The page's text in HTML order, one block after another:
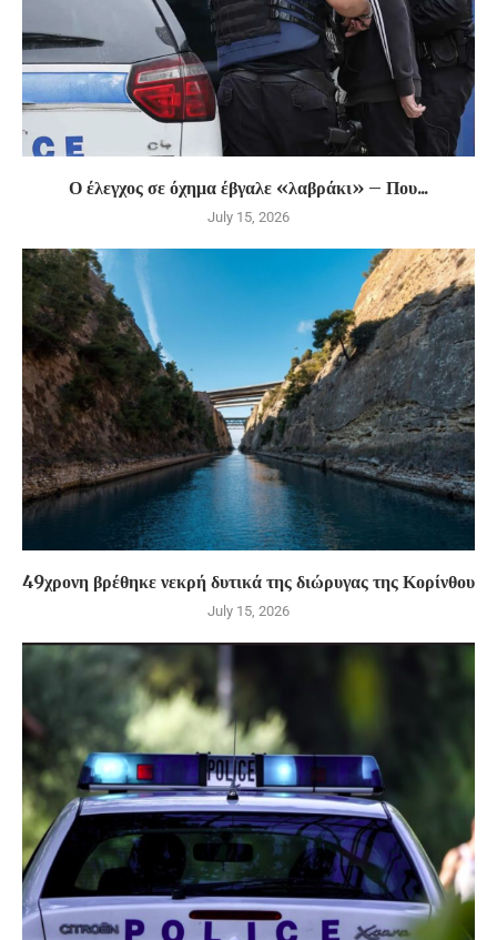
Ο έλεγχος σε όχημα έβγαλε «λαβράκι» – Που...
July 15, 2026
49χρονη βρέθηκε νεκρή δυτικά της διώρυγας της Κορίνθου
July 15, 2026